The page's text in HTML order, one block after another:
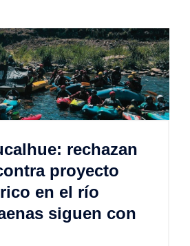
rechazan
proyecto
en el río
siguen con